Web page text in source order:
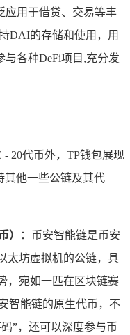
应用于借贷、交易等丰
DAI的存储和使用，用
各种DeFi项目,充分发
20代币外，TP钱包展现
其他一些公链及其代
）
：币安智能链是币安
太坊虚拟机的公链，具
，宛如一匹在区块链赛
智能链的原生代币，不
”，还可以深度参与币